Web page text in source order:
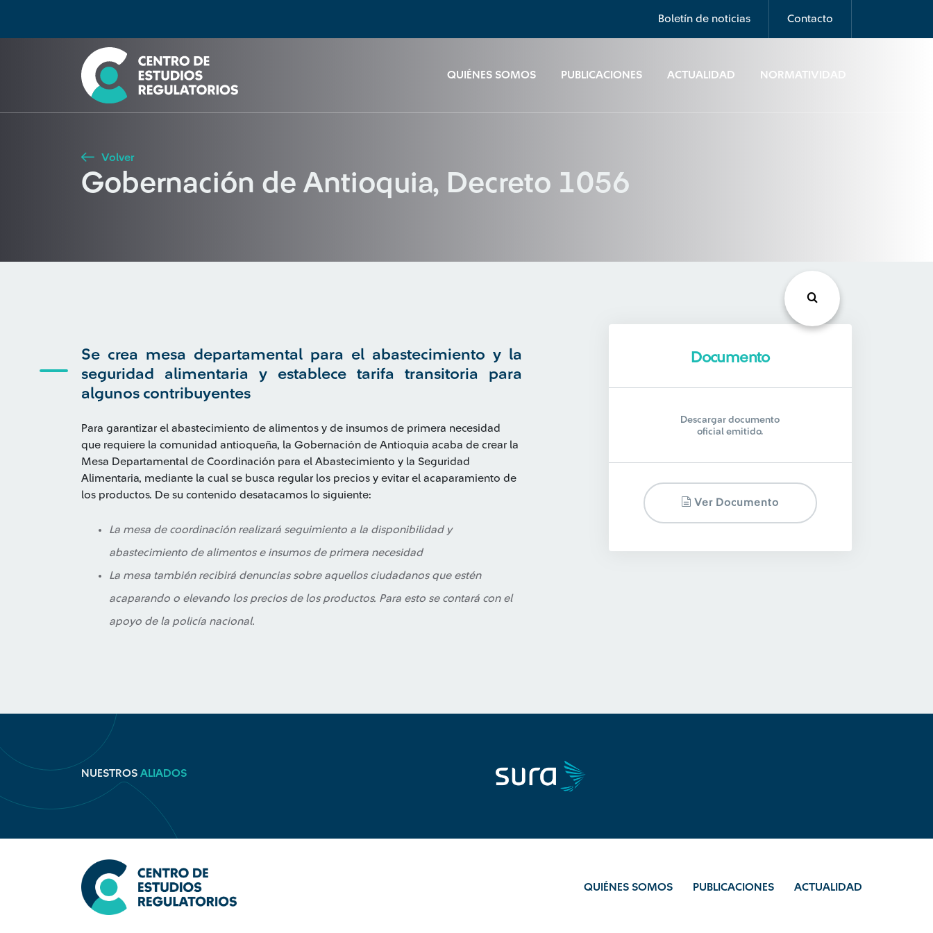
Boletín de noticias Contacto
QUIÉNES SOMOS PUBLICACIONES ACTUALIDAD NORMATIVIDAD
Seleccione país
Buscar
Volver
Gobernación de Antioquia, Decreto 1056
Se crea mesa departamental para el abastecimiento y la
seguridad alimentaria y establece tarifa transitoria para
algunos contribuyentes
Para garantizar el abastecimiento de alimentos y de insumos de primera necesidad
que requiere la comunidad antioqueña, la Gobernación de Antioquia acaba de crear la
Mesa Departamental de Coordinación para el Abastecimiento y la Seguridad
Alimentaria, mediante la cual se busca regular los precios y evitar el acaparamiento de
los productos. De su contenido desatacamos lo siguiente:
La mesa de coordinación realizará seguimiento a la disponibilidad y
abastecimiento de alimentos e insumos de primera necesidad
La mesa también recibirá denuncias sobre aquellos ciudadanos que estén
acaparando o elevando los precios de los productos. Para esto se contará con el
apoyo de la policía nacional.
Documento
Descargar documento
oficial emitido.
Ver Documento
NUESTROS ALIADOS
QUIÉNES SOMOS PUBLICACIONES ACTUALIDAD